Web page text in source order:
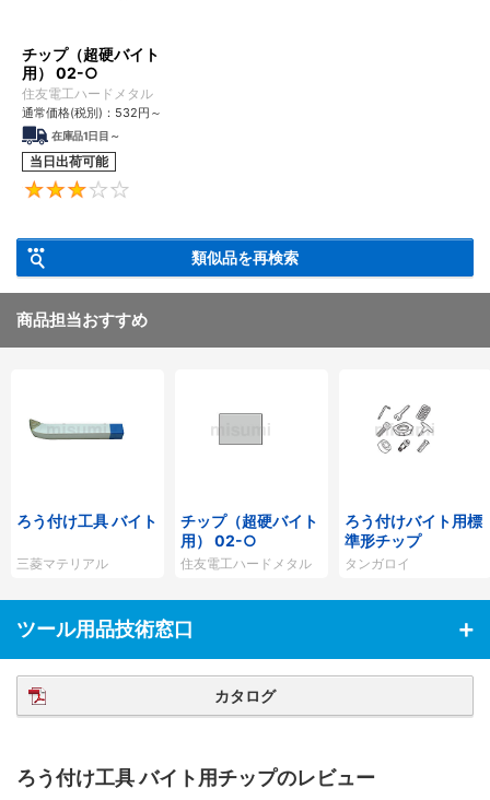
チップ（超硬バイト
用） 02-○
住友電工ハードメタル
通常価格(税別)： 532円 ～
在庫品1日目～
当日出荷可能
類似品を再検索
商品担当おすすめ
ろう付け工具 バイト
三菱マテリアル
チップ（超硬バイト
用） 02-○
住友電工ハードメタル
ろう付けバイト用標
準形チップ
タンガロイ
ツール用品技術窓口
カタログ
ろう付け工具 バイト用チップのレビュー